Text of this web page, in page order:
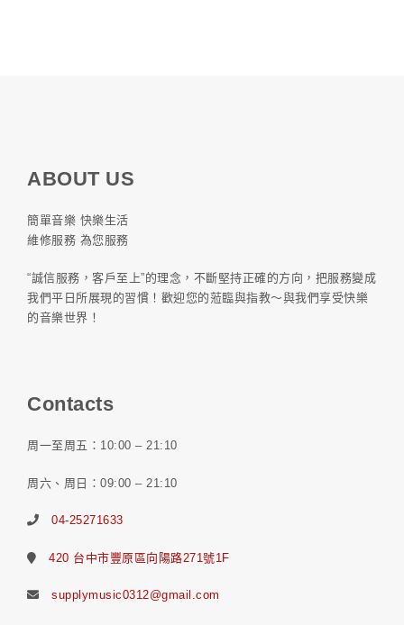
ABOUT US
簡單音樂 快樂生活
維修服務 為您服務
“誠信服務，客戶至上”的理念，不斷堅持正確的方向，把服務變成
我們平日所展現的習慣！歡迎您的蒞臨與指教～與我們享受快樂
的音樂世界！
Contacts
周一至周五：10:00 – 21:10
周六、周日：09:00 – 21:10
04-25271633
420 台中市豐原區向陽路271號1F
supplymusic0312@gmail.com